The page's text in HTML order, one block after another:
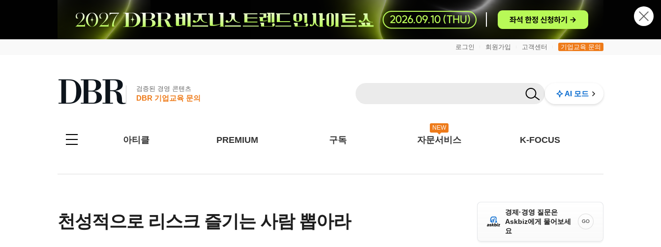
로그인 회원가입 고객센터 기업교육 문의
검증된 경영 콘텐츠
DBR 기업교육 문의
AI 모드
아티클 PREMIUM 구독
NEW
자문서비스 K-FOCUS
천성적으로 리스크 즐기는 사람 뽑아라
경제·경영 질문은
Askbiz에게 물어보세
요
GO